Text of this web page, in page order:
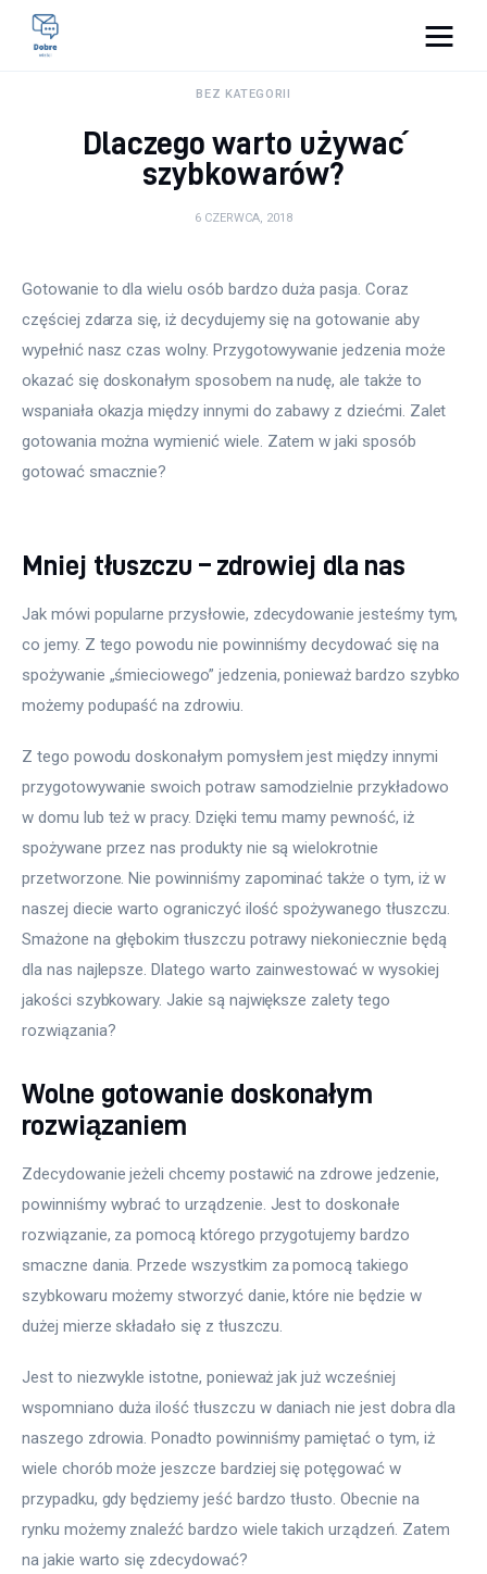
Lifestyle
Uroda
BEZ KATEGORII
Dlaczego warto używać
szybkowarów?
6 CZERWCA, 2018
Gotowanie to dla wielu osób bardzo duża pasja. Coraz
częściej zdarza się, iż decydujemy się na gotowanie aby
wypełnić nasz czas wolny. Przygotowywanie jedzenia może
okazać się doskonałym sposobem na nudę, ale także to
wspaniała okazja między innymi do zabawy z dziećmi. Zalet
gotowania można wymienić wiele. Zatem w jaki sposób
gotować smacznie?
Mniej tłuszczu – zdrowiej dla nas
Jak mówi popularne przysłowie, zdecydowanie jesteśmy tym,
co jemy. Z tego powodu nie powinniśmy decydować się na
spożywanie „śmieciowego” jedzenia, ponieważ bardzo szybko
możemy podupaść na zdrowiu.
Z tego powodu doskonałym pomysłem jest między innymi
przygotowywanie swoich potraw samodzielnie przykładowo
w domu lub też w pracy. Dzięki temu mamy pewność, iż
spożywane przez nas produkty nie są wielokrotnie
przetworzone. Nie powinniśmy zapominać także o tym, iż w
naszej diecie warto ograniczyć ilość spożywanego tłuszczu.
Smażone na głębokim tłuszczu potrawy niekoniecznie będą
dla nas najlepsze. Dlatego warto zainwestować w wysokiej
jakości szybkowary. Jakie są największe zalety tego
rozwiązania?
Wolne gotowanie doskonałym
rozwiązaniem
Zdecydowanie jeżeli chcemy postawić na zdrowe jedzenie,
powinniśmy wybrać to urządzenie. Jest to doskonałe
rozwiązanie, za pomocą którego przygotujemy bardzo
smaczne dania. Przede wszystkim za pomocą takiego
szybkowaru możemy stworzyć danie, które nie będzie w
dużej mierze składało się z tłuszczu.
Jest to niezwykle istotne, ponieważ jak już wcześniej
wspomniano duża ilość tłuszczu w daniach nie jest dobra dla
naszego zdrowia. Ponadto powinniśmy pamiętać o tym, iż
wiele chorób może jeszcze bardziej się potęgować w
przypadku, gdy będziemy jeść bardzo tłusto. Obecnie na
rynku możemy znaleźć bardzo wiele takich urządzeń. Zatem
na jakie warto się zdecydować?